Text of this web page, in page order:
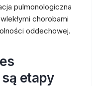
pulmonologiczna
chorobami
oddechowej.
etapy